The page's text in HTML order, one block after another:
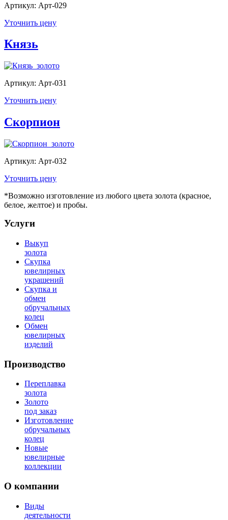
Артикул: Арт-029
Уточнить цену
Князь
Артикул: Арт-031
Уточнить цену
Скорпион
Артикул: Арт-032
Уточнить цену
*Возможно изготовление из любого цвета золота (красное,
белое, желтое) и пробы.
Услуги
Выкуп
золота
Скупка
ювелирных
украшений
Скупка и
обмен
обручальных
колец
Обмен
ювелирных
изделий
Производство
Переплавка
золота
Золото
под заказ
Изготовление
обручальных
колец
Новые
ювелирные
коллекции
О компании
Виды
деятельности